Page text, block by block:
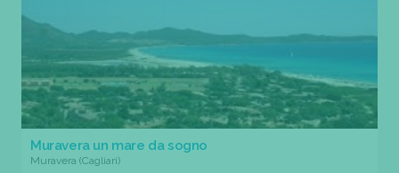
Muravera un mare da sogno
Muravera (Cagliari)